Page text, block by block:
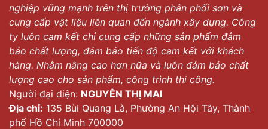
nghiệp vững mạnh trên thị trường phân phối sơn và
cung cấp vật liệu liên quan đến ngành xây dựng. Công
ty luôn cam kết chỉ cung cấp những sản phẩm đảm
bảo chất lượng, đảm bảo tiến độ cam kết với khách
hàng. Nhằm nâng cao hơn nữa và luôn đảm bảo chất
lượng cao cho sản phẩm, công trình thi công.
Người đại diện: NGUYỄN THỊ MAI
Địa chỉ: 135 Bùi Quang Là, Phường An Hội Tây, Thành
phố Hồ Chí Minh 700000